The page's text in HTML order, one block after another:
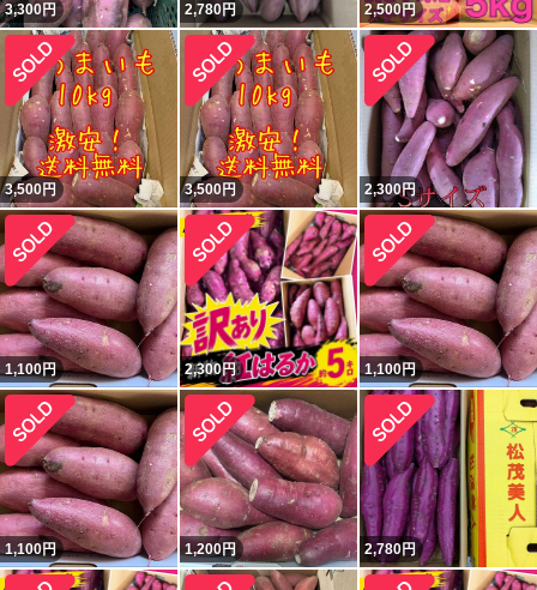
3,300円 2,780円 2,500円
3,500円 3,500円 2,300円
1,100円 2,300円 1,100円
1,100円 1,200円 2,780円